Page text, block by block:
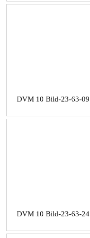
DVM 10 Bild-23-63-09
DVM 10 Bild-23-63-24